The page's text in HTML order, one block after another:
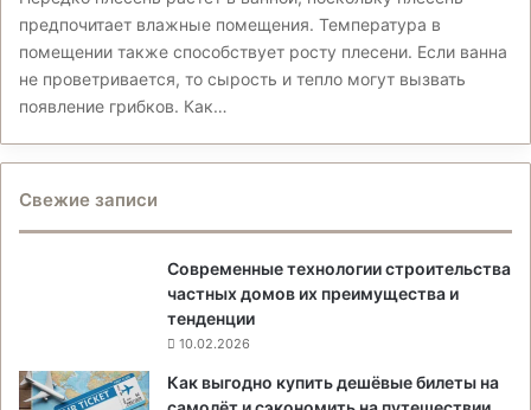
предпочитает влажные помещения. Температура в
помещении также способствует росту плесени. Если ванна
не проветривается, то сырость и тепло могут вызвать
появление грибков. Как…
Свежие записи
Современные технологии строительства
частных домов их преимущества и
тенденции
10.02.2026
Как выгодно купить дешёвые билеты на